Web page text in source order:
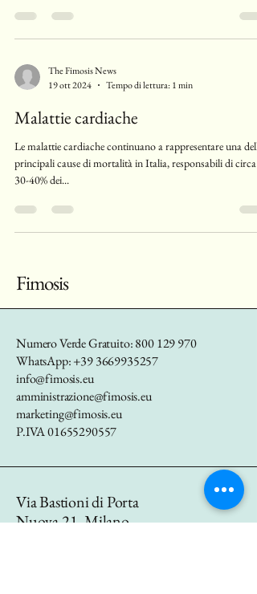
The Fimosis News
19 ott 2024
Tempo di lettura: 1 min
Malattie cardiache
Le malattie cardiache continuano a rappresentare una delle
principali cause di mortalità in Italia, responsabili di circa il
30-40% dei...
Fimosis
Numero Verde Gratuito:800 129 970
WhatsApp:+39 3669935257
info@fimosis.eu
amministrazione@fimosis.eu
marketing@fimosis.eu
P.IVA01655290557
Via Bastioni di Porta
Nuova 21, Milano